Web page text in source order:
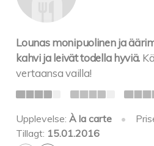
Lounas monipuolinen ja
kahvi ja leivät todella hyviä.
vertaansa vailla!
Upplevelse:À la carte •
Tillagt: 15.01.2016